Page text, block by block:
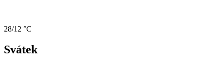
28/12 °C
Svátek